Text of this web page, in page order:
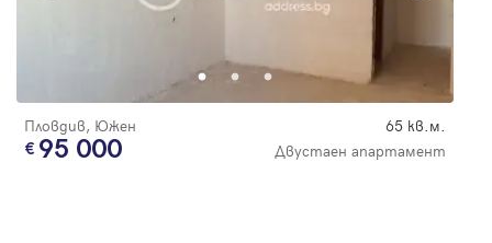
Пловдив, Южен 65 кв.м.
95 000 Двустаен апартамент